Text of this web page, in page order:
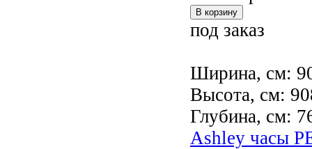
под заказ
Ширина, см:
Высота, см:
Глубина, см:
Ashley часы